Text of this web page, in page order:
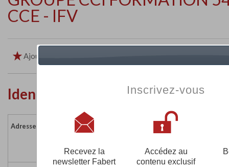
CCE - IFV
Ajouter aux favoris
Identité de l'établissement
Adresse :
110 boulevard d'Austrasie
France
Inscrivez-vous
Recevez la
newsletter Fabert
Accédez au
contenu exclusif